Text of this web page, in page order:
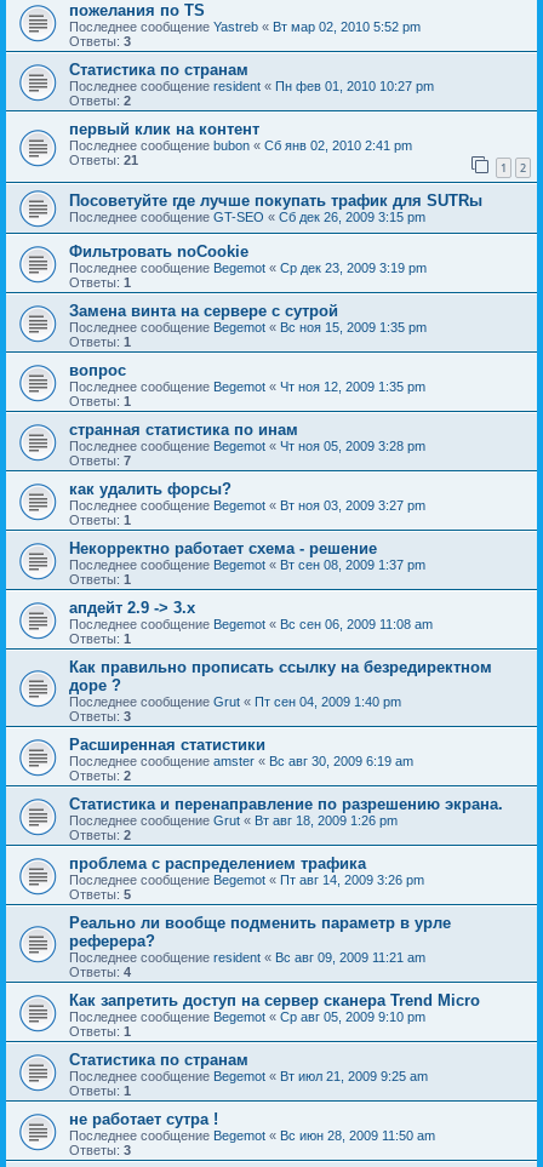
пожелания по TS
Последнее сообщение Yastreb « Вт мар 02, 2010 5:52 pm
Ответы: 3
Статистика по странам
Последнее сообщение resident « Пн фев 01, 2010 10:27 pm
Ответы: 2
первый клик на контент
Последнее сообщение bubon « Сб янв 02, 2010 2:41 pm
Ответы: 21 1 2
Посоветуйте где лучше покупать трафик для SUTRы
Последнее сообщение GT-SEO « Сб дек 26, 2009 3:15 pm
Фильтровать noCookie
Последнее сообщение Begemot « Ср дек 23, 2009 3:19 pm
Ответы: 1
Замена винта на сервере с сутрой
Последнее сообщение Begemot « Вс ноя 15, 2009 1:35 pm
Ответы: 1
вопрос
Последнее сообщение Begemot « Чт ноя 12, 2009 1:35 pm
Ответы: 1
странная статистика по инам
Последнее сообщение Begemot « Чт ноя 05, 2009 3:28 pm
Ответы: 7
как удалить форсы?
Последнее сообщение Begemot « Вт ноя 03, 2009 3:27 pm
Ответы: 1
Некорректно работает схема - решение
Последнее сообщение Begemot « Вт сен 08, 2009 1:37 pm
Ответы: 1
апдейт 2.9 -> 3.x
Последнее сообщение Begemot « Вс сен 06, 2009 11:08 am
Ответы: 1
Как правильно прописать ссылку на безредиректном
доре ?
Последнее сообщение Grut « Пт сен 04, 2009 1:40 pm
Ответы: 3
Расширенная статистики
Последнее сообщение amster « Вс авг 30, 2009 6:19 am
Ответы: 2
Статистика и перенаправление по разрешению экрана.
Последнее сообщение Grut « Вт авг 18, 2009 1:26 pm
Ответы: 2
проблема с распределением трафика
Последнее сообщение Begemot « Пт авг 14, 2009 3:26 pm
Ответы: 5
Реально ли вообще подменить параметр в урле
реферера?
Последнее сообщение resident « Вс авг 09, 2009 11:21 am
Ответы: 4
Как запретить доступ на сервер сканера Trend Micro
Последнее сообщение Begemot « Ср авг 05, 2009 9:10 pm
Ответы: 1
Статистика по странам
Последнее сообщение Begemot « Вт июл 21, 2009 9:25 am
Ответы: 1
не работает сутра !
Последнее сообщение Begemot « Вс июн 28, 2009 11:50 am
Ответы: 3